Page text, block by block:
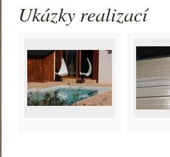
Ukázky realizací